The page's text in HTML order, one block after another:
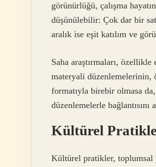
görünürlüğü, çalışma
düşünülebilir: Çok dar bir
aralık ise eşit katılım ve
Saha araştırmaları,
materyali düzenlemelerinin,
formatıyla birebir olmasa da,
düzenlemelerle bağlantısını
Kültürel
Kültürel pratikler, toplumsal